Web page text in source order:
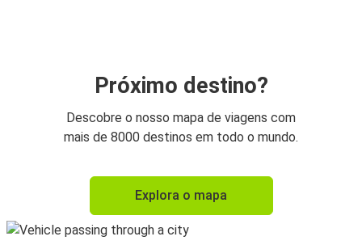
Próximo destino?
Descobre o nosso mapa de viagens com
mais de 8000 destinos em todo o mundo.
Explora o mapa